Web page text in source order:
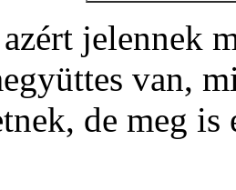
jelennek
van,
de meg is